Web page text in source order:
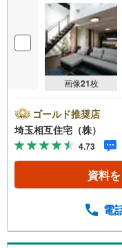
画像21枚
ゴールド推奨店
埼玉相互住宅（株）
4.73
資料
電